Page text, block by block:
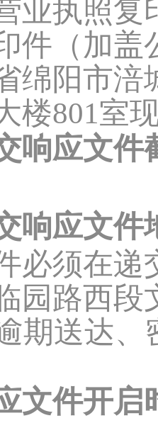
业执照复
件（加盖
绵阳市涪
楼801室
响应文件
响应文件
必须在递
园路西段
期送达、
文件开启